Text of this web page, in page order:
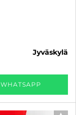
jyväskylä
WHATSAPP